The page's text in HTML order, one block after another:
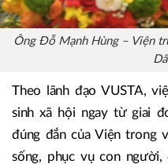
Ông Đỗ Mạnh Hùng – Viện
Theo lãnh đạo VUSTA,
sinh xã hội ngay từ giai
đúng đắn của Viện trong
sống, phục vụ con